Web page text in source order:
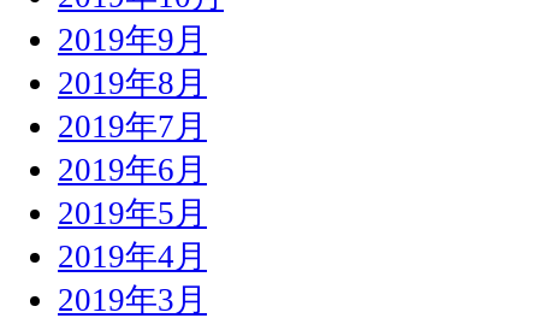
2019年9月
2019年8月
2019年7月
2019年6月
2019年5月
2019年4月
2019年3月